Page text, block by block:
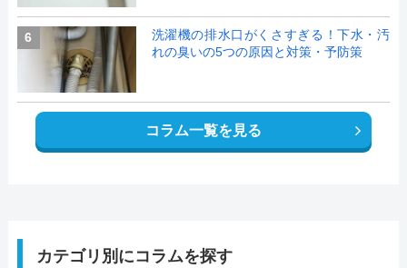
6
洗濯機の排水口がくさすぎる！下水・汚
れの臭いの5つの原因と対策・予防策
コラム一覧を見る
カテゴリ別にコラムを探す